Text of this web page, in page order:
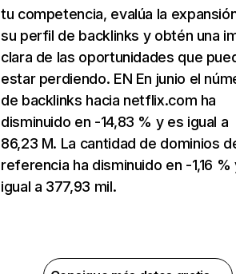
tu competencia, evalúa la
su perfil de backlinks y obtén una
clara de las oportunidades que
estar perdiendo. EN En junio el
de backlinks hacia netflix.com ha
disminuido en -14,83 % y es igual a
86,23 M. La cantidad de dominios
referencia ha disminuido en -1,16 %
igual a 377,93 mil.